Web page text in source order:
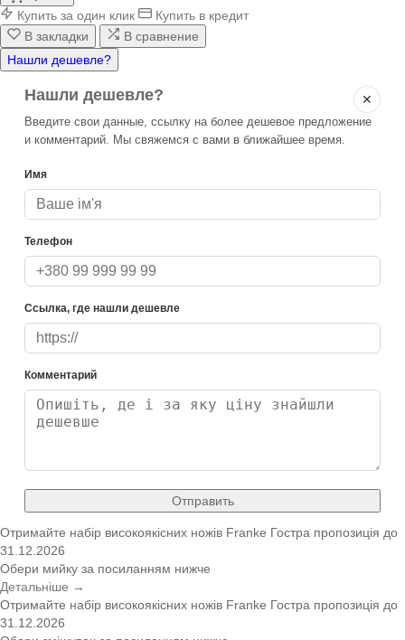
Купить за один клик
Купить в кредит
В закладки
В сравнение
Нашли дешевле?
✕
Нашли дешевле?
Введите свои данные, ссылку на более дешевое предложение
и комментарий. Мы свяжемся с вами в ближайшее время.
Имя
Телефон
Ссылка, где нашли дешевле
Комментарий
Отправить
Отримайте набір високоякісних ножів Franke Гостра пропозиція до
31.12.2026
Обери мийку за посиланням нижче
Детальніше →
Отримайте набір високоякісних ножів Franke Гостра пропозиція до
31.12.2026